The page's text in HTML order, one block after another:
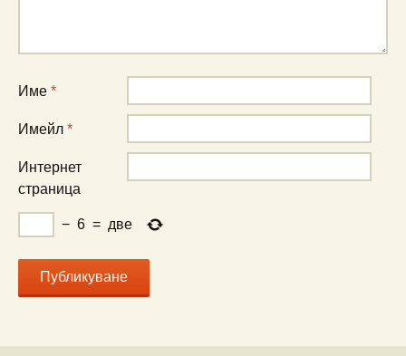
Име *
Имейл *
Интернет
страница
− 6 = две